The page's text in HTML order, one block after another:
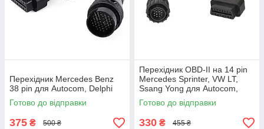
Перехідник Mercedes Benz
38 pin для Autocom, Delphi
Готово до відправки
375 ₴ 500 ₴
Перехідник OBD-II на 14 pin
Mercedes Sprinter, VW LT,
Ssang Yong для Autocom,
Delphi
Готово до відправки
330 ₴ 455 ₴